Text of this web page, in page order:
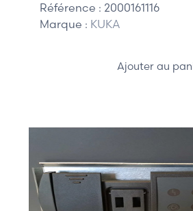
Référence : 2000161116
Marque : KUKA
Ajouter au